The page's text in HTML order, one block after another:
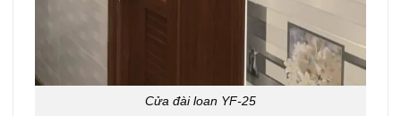
Cửa đài loan YF-25